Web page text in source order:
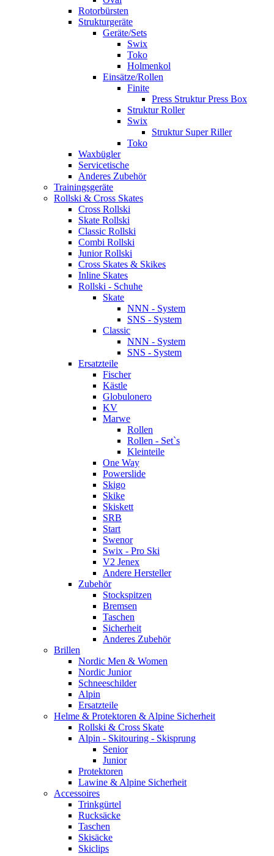
Rotorbürsten
Strukturgeräte
Geräte/Sets
Swix
Toko
Holmenkol
Einsätze/Rollen
Finite
Press Struktur Press Box
Struktur Roller
Swix
Struktur Super Riller
Toko
Waxbügler
Servicetische
Anderes Zubehör
Trainingsgeräte
Rollski & Cross Skates
Cross Rollski
Skate Rollski
Classic Rollski
Combi Rollski
Junior Rollski
Cross Skates & Skikes
Inline Skates
Rollski - Schuhe
Skate
NNN - System
SNS - System
Classic
NNN - System
SNS - System
Ersatzteile
Fischer
Kästle
Globulonero
KV
Marwe
Rollen
Rollen - Set`s
Kleinteile
One Way
Powerslide
Skigo
Skike
Skiskett
SRB
Start
Swenor
Swix - Pro Ski
V2 Jenex
Andere Hersteller
Zubehör
Stockspitzen
Bremsen
Taschen
Sicherheit
Anderes Zubehör
Brillen
Nordic Men & Women
Nordic Junior
Schneeschilder
Alpin
Ersatzteile
Helme & Protektoren & Alpine Sicherheit
Rollski & Cross Skate
Alpin - Skitouring - Skisprung
Senior
Junior
Protektoren
Lawine & Alpine Sicherheit
Accessoires
Trinkgürtel
Rucksäcke
Taschen
Skisäcke
Skiclips